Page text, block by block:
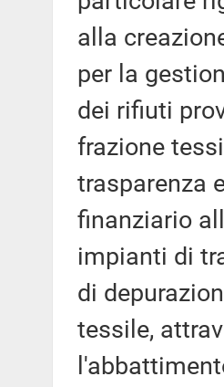
alla
per la
dei rifiuti
frazione
trasparenza
finanziario
impianti di
di
tessile,